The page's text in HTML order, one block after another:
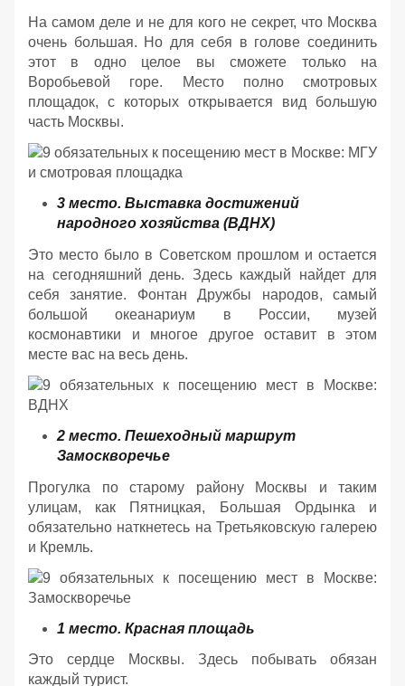
На самом деле и не для кого не секрет, что Москва
очень большая. Но для себя в голове соединить
этот в одно целое вы сможете только на
Воробьевой горе. Место полно смотровых
площадок, с которых открывается вид большую
часть Москвы.
3 место. Выставка достижений
народного хозяйства (ВДНХ)
Это место было в Советском прошлом и остается
на сегодняшний день. Здесь каждый найдет для
себя занятие. Фонтан Дружбы народов, самый
большой океанариум в России, музей
космонавтики и многое другое оставит в этом
месте вас на весь день.
2 место. Пешеходный маршрут
Замоскворечье
Прогулка по старому району Москвы и таким
улицам, как Пятницкая, Большая Ордынка и
обязательно наткнетесь на Третьяковскую галерею
и Кремль.
1 место. Красная площадь
Это сердце Москвы. Здесь побывать обязан
каждый турист.